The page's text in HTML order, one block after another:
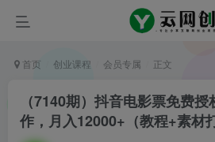
首页 创业课程 会员专属 正文
（7140期）抖音电影票免费
作，月入12000+（教程+素材